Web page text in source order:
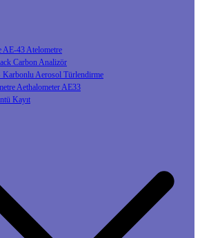
AE-43 Atelometre
Carbon Analizör
Karbonlu Aerosol Türlendirme
Aethalometer AE33
Kayıt